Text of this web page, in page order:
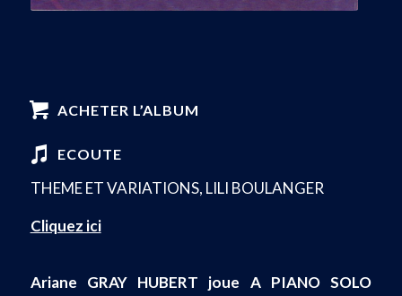
ACHETER L’ALBUM
ECOUTE
THEME ET VARIATIONS, LILI BOULANGER
Cliquez ici
Ariane GRAY HUBERT joue A PIANO SOLO